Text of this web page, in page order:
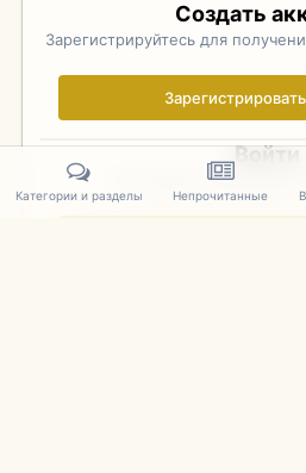
Создать
Зарегистрируйтесь для
Войти
Уже зарегистрированы?
Категории и разделы Непрочитанные